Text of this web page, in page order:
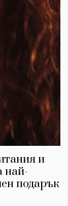
и
най-
подарък